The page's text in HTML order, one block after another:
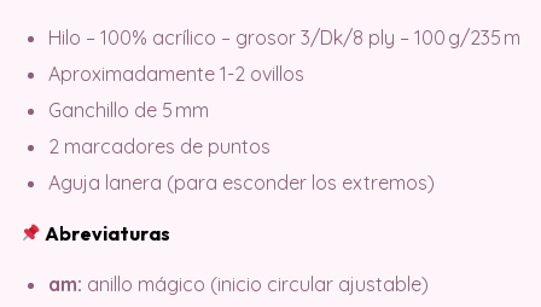
Hilo – 100% acrílico – grosor 3/Dk/8 ply – 100 g/235 m
Aproximadamente 1-2 ovillos
Ganchillo de 5 mm
2 marcadores de puntos
Aguja lanera (para esconder los extremos)
Abreviaturas
am: anillo mágico (inicio circular ajustable)